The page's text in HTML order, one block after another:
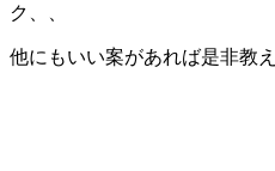
ク、、
他にもいい案があれば是非教